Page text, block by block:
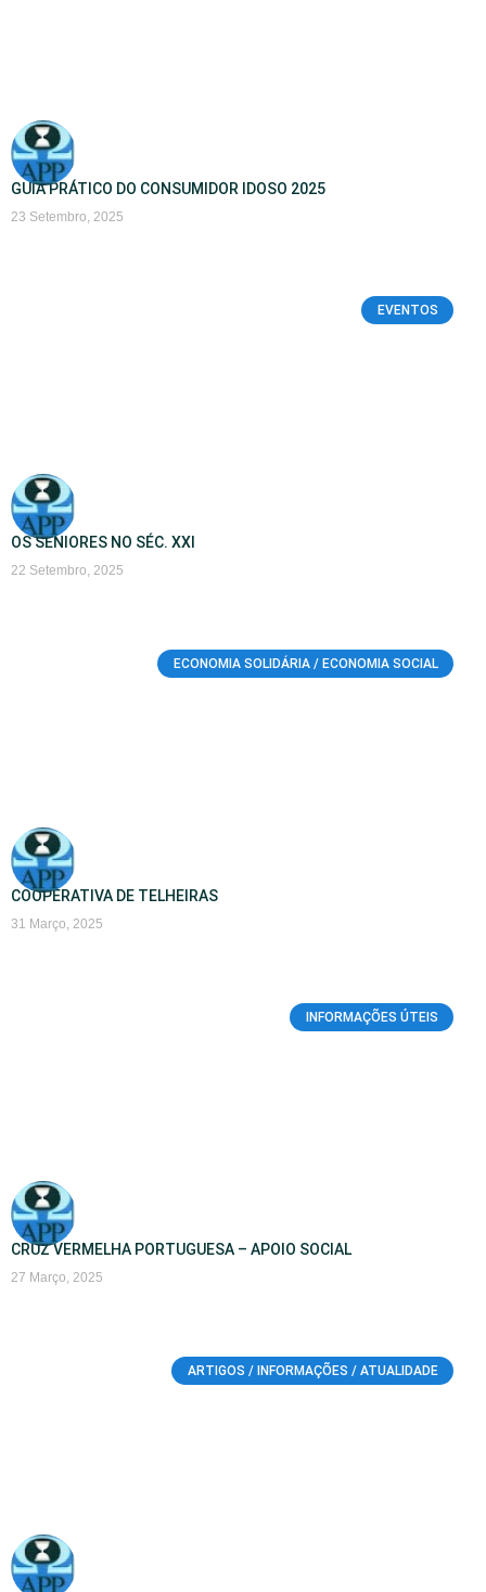
GUIA PRÁTICO DO CONSUMIDOR IDOSO 2025
23 Setembro, 2025
EVENTOS
OS SÉNIORES NO SÉC. XXI
22 Setembro, 2025
ECONOMIA SOLIDÁRIA / ECONOMIA SOCIAL
COOPERATIVA DE TELHEIRAS
31 Março, 2025
INFORMAÇÕES ÚTEIS
CRUZ VERMELHA PORTUGUESA – APOIO SOCIAL
27 Março, 2025
ARTIGOS / INFORMAÇÕES / ATUALIDADE